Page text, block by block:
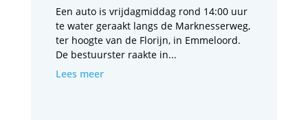
Een auto is vrijdagmiddag rond 14:00 uur
te water geraakt langs de Marknesserweg,
ter hoogte van de Florijn, in Emmeloord.
De bestuurster raakte in...
Lees meer